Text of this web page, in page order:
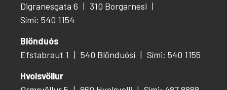
Digranesgata 6
310 Borgarnesi
Sími: 540 1154
Blönduós
Efstabraut 1
540 Blönduósi
Sími: 540 1155
Hvolsvöllur